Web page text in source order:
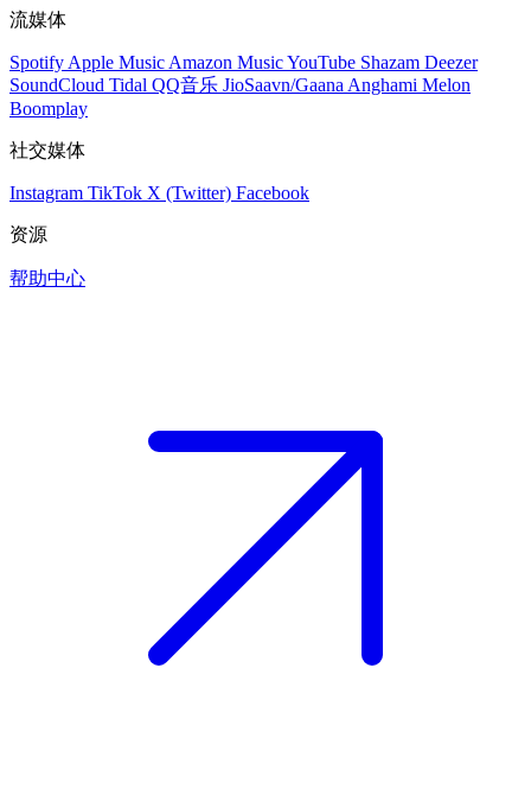
流媒体
Spotify Apple Music Amazon MusicYouTube Shazam Deezer
SoundCloud Tidal QQ音乐 JioSaavn/Gaana Anghami Melon
Boomplay
社交媒体
Instagram TikTok X (Twitter) Facebook
资源
帮助中心